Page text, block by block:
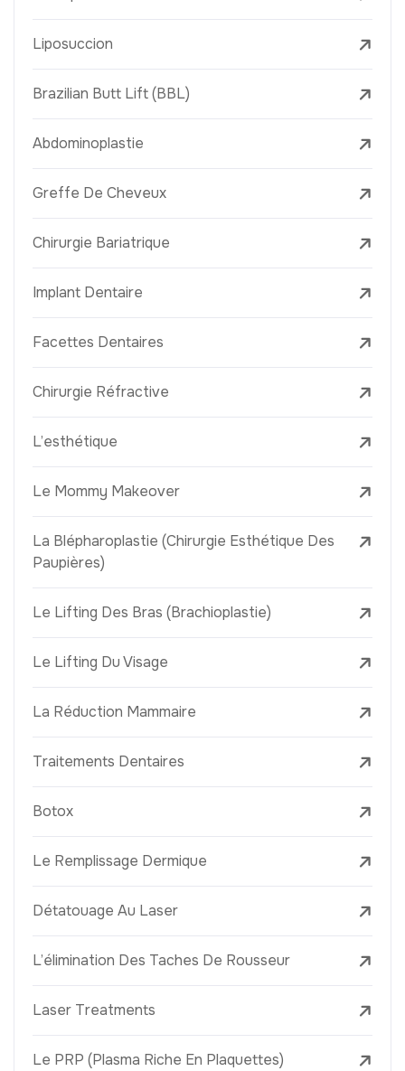
Liposuccion
Brazilian Butt Lift (BBL)
Abdominoplastie
Greffe De Cheveux
Chirurgie Bariatrique
Implant Dentaire
Facettes Dentaires
Chirurgie Réfractive
L’esthétique
Le Mommy Makeover
La Blépharoplastie (Chirurgie Esthétique Des
Paupières)
Le Lifting Des Bras (Brachioplastie)
Le Lifting Du Visage
La Réduction Mammaire
Traitements Dentaires
Botox
Le Remplissage Dermique
Détatouage Au Laser
L’élimination Des Taches De Rousseur
Laser Treatments
Le PRP (Plasma Riche En Plaquettes)